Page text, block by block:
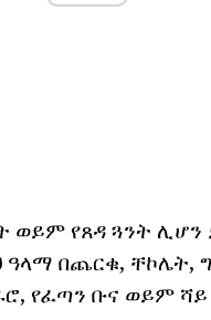
የጸዳ ጓንት
በጨርቁ, ቸኮሌት,
የፈጣን ቡና ወይም